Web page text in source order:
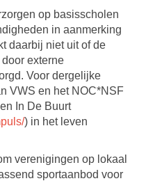
op basisscholen
in aanmerking
daarbij niet uit of de
externe
Voor dergelijke
VWS en het NOC*NSF
In De Buurt
) in het leven
verenigingen op lokaal
sportaanbod voor